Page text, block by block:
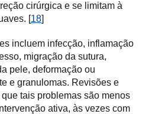
cirúrgica e se limitam à
[18]
incluem infecção, inflamação
migração da sutura,
pele, deformação ou
e granulomas. Revisões e
tais problemas são menos
ativa, às vezes com